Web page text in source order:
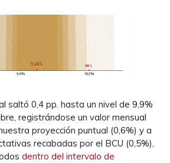
saltó 0,4 pp. hasta un nivel de 9,9%
registrándose un valor mensual
proyección puntual (0,6%) y a
recabadas por el BCU (0,5%),
dentro del intervalo de